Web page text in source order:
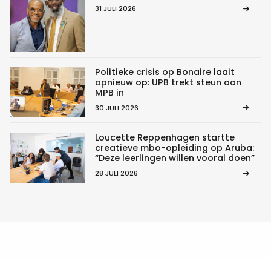
31 JULI 2026
Politieke crisis op Bonaire laait
opnieuw op: UPB trekt steun aan
MPB in
30 JULI 2026
Loucette Reppenhagen startte
creatieve mbo-opleiding op Aruba:
“Deze leerlingen willen vooral doen”
28 JULI 2026